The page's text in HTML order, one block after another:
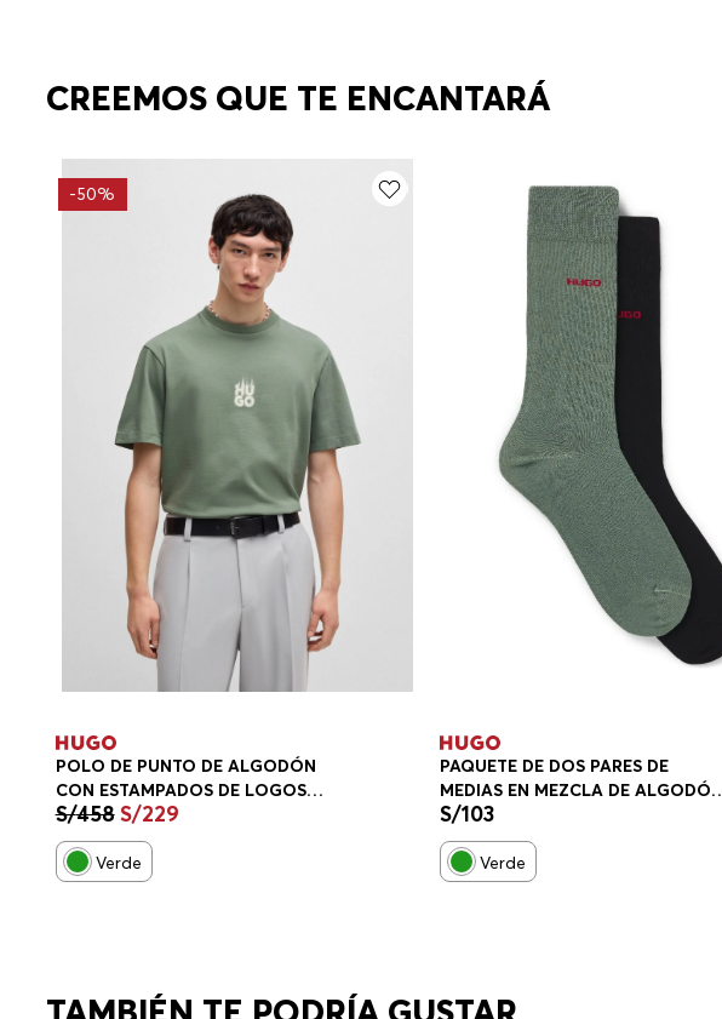
CREEMOS QUE TE ENCANTARÁ
-50%
POLO DE PUNTO DE ALGODÓN
CON ESTAMPADOS DE LOGOS
APILADOS AHUMADOS PLAYERA
RELAXED FIT HOMBRE
S/458 S/229
Verde
PAQUETE DE DOS PARES DE
MEDIAS EN MEZCLA DE ALGODÓN
VERDE 50469638343
S/103
Verde